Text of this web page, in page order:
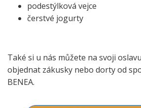
podestýlková vejce
čerstvé jogurty
Také si u nás můžete na svoji oslavu
objednat zákusky nebo dorty od
BENEA.